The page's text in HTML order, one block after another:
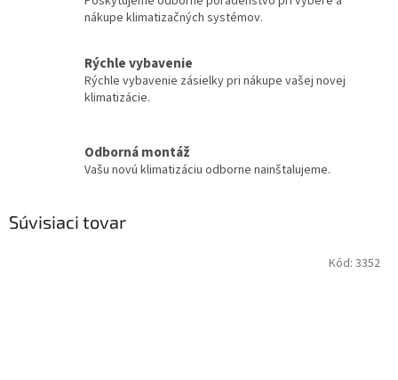
nákupe klimatizačných systémov.
Rýchle vybavenie
Rýchle vybavenie zásielky pri nákupe vašej novej
klimatizácie.
Odborná montáž
Vašu novú klimatizáciu odborne nainštalujeme.
Súvisiaci tovar
Kód: 3352